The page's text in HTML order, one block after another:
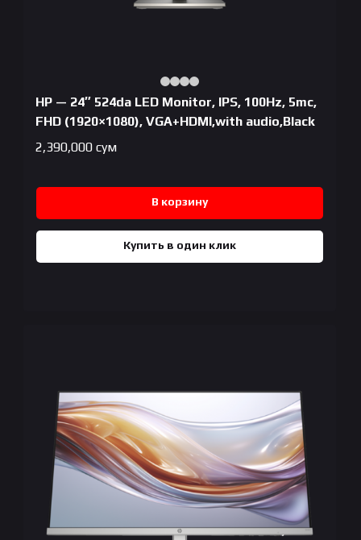
HP — 24″ 524da LED Monitor, IPS, 100Hz, 5mc,
FHD (1920×1080), VGA+HDMI,with audio,Black
2,390,000 сум
В корзину
Купить в один клик